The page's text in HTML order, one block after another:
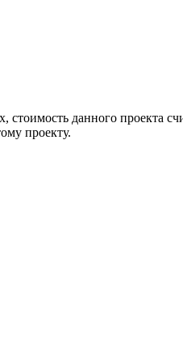
стоимость данного
проекту.